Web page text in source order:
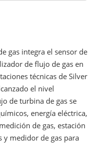
gas integra el sensor de
de flujo de gas en
técnicas de Silver
el nivel
de turbina de gas se
energía eléctrica,
de gas, estación
y medidor de gas para